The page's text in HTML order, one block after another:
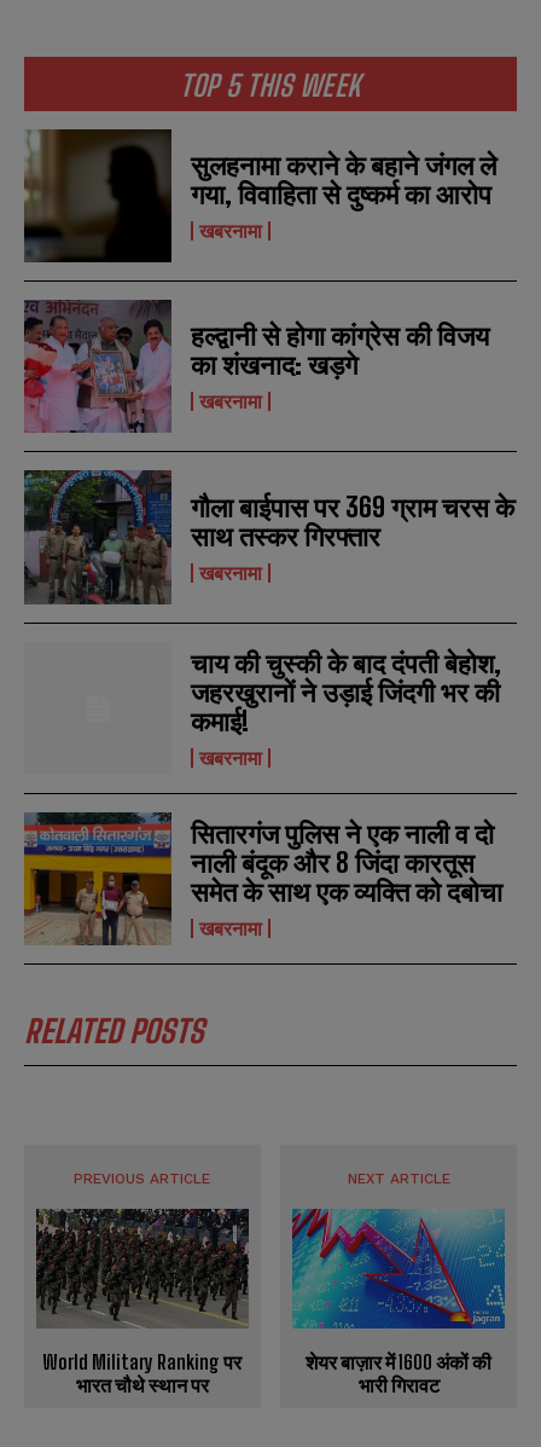
N
a
m
e
*
E
m
i
l
N
u
m
b
e
r
s
SUBMIT
N
a
m
e
*
E
m
i
l
N
u
m
b
e
r
s
SUBMIT
TOP 5 THIS WEEK
सुलहनामा कराने के बहाने जंगल ले
गया, विवाहिता से दुष्कर्म का आरोप
खबरनामा
हल्द्वानी से होगा कांग्रेस की विजय
का शंखनाद: खड़गे
खबरनामा
गौला बाईपास पर 369 ग्राम चरस के
साथ तस्कर गिरफ्तार
खबरनामा
चाय की चुस्की के बाद दंपती बेहोश,
जहरखुरानों ने उड़ाई जिंदगी भर की
कमाई!
खबरनामा
सितारगंज पुलिस ने एक नाली व दो
नाली बंदूक और 8 जिंदा कारतूस
समेत के साथ एक व्यक्ति को दबोचा
खबरनामा
RELATED POSTS
PREVIOUS ARTICLE
World Military Ranking पर
भारत चौथे स्थान पर
NEXT ARTICLE
शेयर बाज़ार में 1600 अंकों की
भारी गिरावट